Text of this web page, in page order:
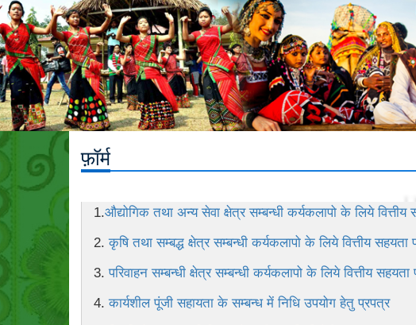
फ़ॉर्म
1.औद्योगिक तथा अन्य सेवा क्षेत्र सम्बन्धी कर्यकलापो के लिये
2.कृषि तथा सम्बद्ध क्षेत्र सम्बन्धी कर्यकलापो के लिये वित्तीय
3.परिवाहन सम्बन्धी क्षेत्र सम्बन्धी कर्यकलापो के लिये वित्तीय
4.कार्यशील पूंजी सहायता के सम्बन्ध में निधि उपयोग हेतु प्रपत्र